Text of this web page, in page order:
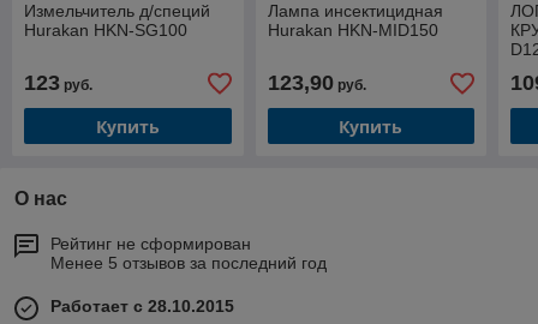
Измельчитель д/специй
Hurakan HKN-SG100
123 руб.
Купить
Лампа инсектицидная
Hurakan HKN-MID150
123,90руб.
Купить
О нас
Рейтинг не сформирован
Менее 5 отзывов за последний год
Работает с 28.10.2015